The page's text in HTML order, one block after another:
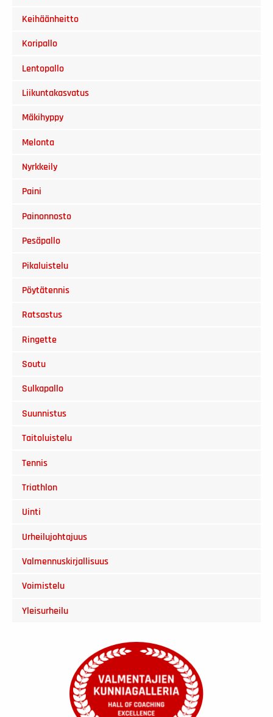
Keihäänheitto
Koripallo
Lentopallo
Liikuntakasvatus
Mäkihyppy
Melonta
Nyrkkeily
Paini
Painonnosto
Pesäpallo
Pikaluistelu
Pöytätennis
Ratsastus
Ringette
Soutu
Sulkapallo
Suunnistus
Taitoluistelu
Tennis
Triathlon
Uinti
Urheilujohtajuus
Valmennuskirjallisuus
Voimistelu
Yleisurheilu